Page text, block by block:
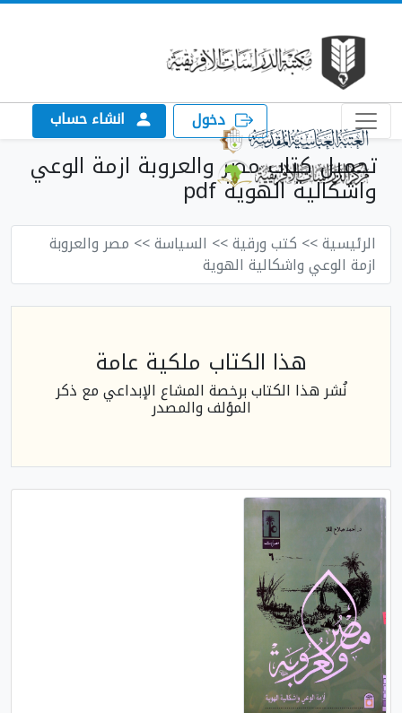
دخول انشاء حساب
تحميل كتاب مصر والعروبة ازمة الوعي
واشكالية الهوية pdf
الرئيسية>> كتب ورقية>> السياسة>> مصر والعروبة
ازمة الوعي واشكالية الهوية
هذا الكتاب ملكية عامة
نُشر هذا الكتاب برخصة المشاع الإبداعي مع ذكر
المؤلف والمصدر